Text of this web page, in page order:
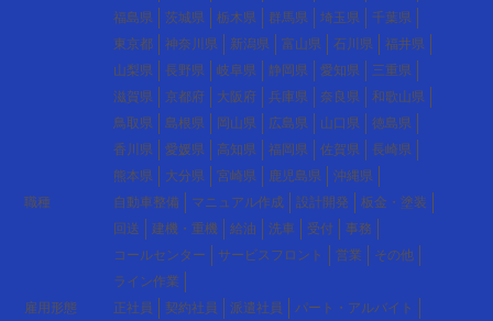
福島県
茨城県 栃木県 群馬県 埼玉県
千葉県
東京都
神奈川県 新潟県 富山県 石川県
福井県
山梨県
長野県 岐阜県 静岡県 愛知県
三重県
滋賀県
京都府 大阪府 兵庫県 奈良県
和歌山県
鳥取県
島根県 岡山県 広島県 山口県
徳島県
香川県
愛媛県 高知県 福岡県 佐賀県
長崎県
熊本県
大分県 宮崎県 鹿児島県
沖縄県
職種
自動車整備 マニュアル作成 設計開発
板金・塗装
回送
建機・重機 給油 洗車 受付
事務
コールセンター
サービスフロント 営業
その他
ライン作業
雇用形態
正社員 契約社員 派遣社員 パート・アルバイト